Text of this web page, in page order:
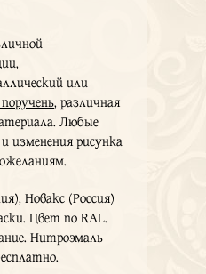
или
, различная
Любые
изменения рисунка
Новакс (Россия)
Цвет по RAL.
Нитроэмаль